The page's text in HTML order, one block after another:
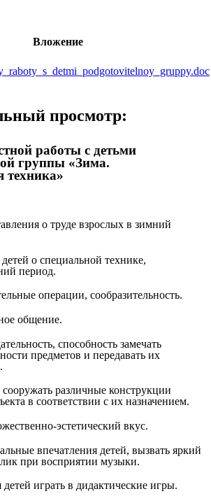
Вложение
просмотр:
работы с детьми
группы «Зима.
техника»
о труде взрослых в зимний
о специальной технике,
период.
операции, сообразительность.
общение.
способность замечать
предметов и передавать их
различные конструкции
в соответствии с их назначением.
эстетический вкус.
впечатления детей, вызвать яркий
при восприятии музыки.
играть в дидактические игры.